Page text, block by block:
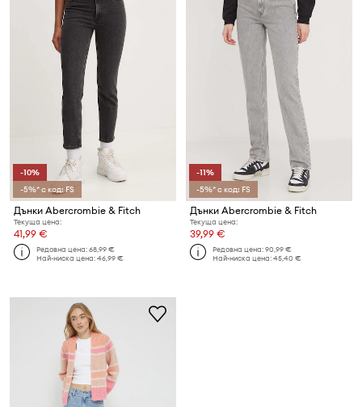
-10%
-5%* с код: FS
Дънки Abercrombie & Fitch
Текуща цена:
41,99 €
Редовна цена:68,99 €
Най-ниска цена:46,99 €
-11%
-5%* с код: FS
Дънки Abercrombie & Fitch
Текуща цена:
39,99 €
Редовна цена:90,99 €
Най-ниска цена:45,40 €